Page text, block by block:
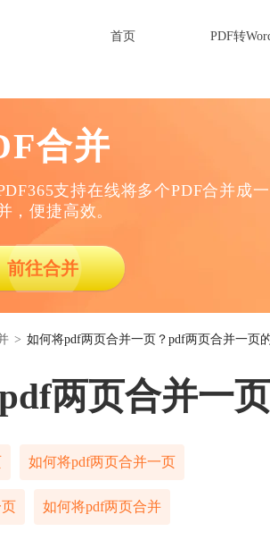
首页 PDF转
合并
支持在线将多个PDF合并成
，便捷高效。
前往合并
> 如何将pdf两页合并一页？pdf两页合并一页
两页合并一
如何将pdf两页合并一页
如何将pdf两页合并